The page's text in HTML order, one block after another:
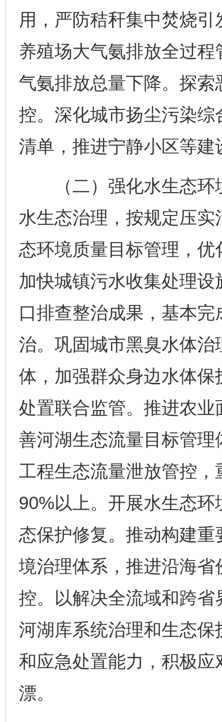
用，严防秸秆集中焚烧
养殖场大气氨排放全过
气氨排放总量下降。探
控。深化城市扬尘污染
清单，推进宁静小区等建
（二）强化水生态环
水生态治理，按规定压
态环境质量目标管理，
加快城镇污水收集处理
口排查整治成果，基本
治。巩固城市黑臭水体
体，加强群众身边水体
处置联合监管。推进农
善河湖生态流量目标管
工程生态流量泄放管控
90%以上。开展水生态
态保护修复。推动构建
境治理体系，推进沿海
控。以解决全流域和跨
河湖库系统治理和生态
和应急处置能力，积极
漂。